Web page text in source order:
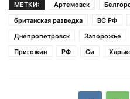
МЕТКИ: Артемовск
британская разведка
ВС РФ
Днепропетровск
Запорожье
Пригожин
РФ Си